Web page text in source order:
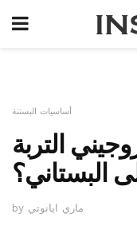
أساسيات البستنة
التربة
البستاني؟
by ماري ايانوتي